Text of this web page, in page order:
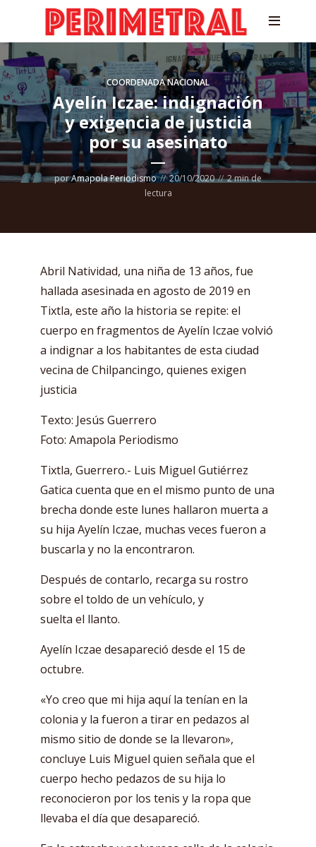
COORDENADA NACIONAL
Ayelín Iczae: indignación
y exigencia de justicia
por su asesinato
porAmapola Periodismo 20/10/2020
2 min de
lectura
Abril Natividad, una niña de 13 años, fue
hallada asesinada en agosto de 2019 en
Tixtla, este año la historia se repite: el
cuerpo en fragmentos de Ayelín Iczae volvió
a indignar a los habitantes de esta ciudad
vecina de Chilpancingo, quienes exigen
justicia
Texto: Jesús Guerrero
Foto: Amapola Periodismo
Tixtla, Guerrero.- Luis Miguel Gutiérrez
Gatica cuenta que en el mismo punto de una
brecha donde este lunes hallaron muerta a
su hija Ayelín Iczae, muchas veces fueron a
buscarla y no la encontraron.
Después de contarlo, recarga su rostro
sobre el toldo de un vehículo, y
suelta el llanto.
Ayelín Iczae desapareció desde el 15 de
octubre.
«Yo creo que mi hija aquí la tenían en la
colonia y la fueron a tirar en pedazos al
mismo sitio de donde se la llevaron»,
concluye Luis Miguel quien señala que el
cuerpo hecho pedazos de su hija lo
reconocieron por los tenis y la ropa que
llevaba el día que desapareció.